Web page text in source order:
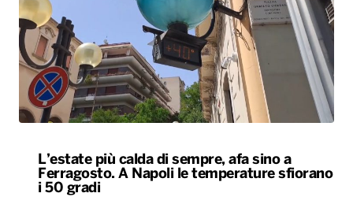
L’estate più calda di sempre, afa sino a
Ferragosto. A Napoli le temperature sfiorano
i 50 gradi